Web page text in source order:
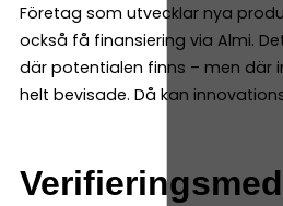
Företag som utvecklar nya
också få finansiering via Almi.
där potentialen finns – men där
helt bevisade. Då kan